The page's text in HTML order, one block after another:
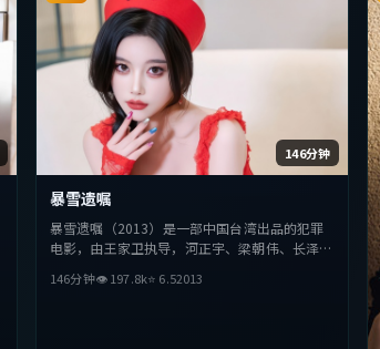
146分钟
暴雪遗嘱
暴雪遗嘱（2013）是一部中国台湾出品的犯罪
电影，由王家卫执导，河正宇、梁朝伟、长泽雅
人性与抉择，节奏张弛有度，适合喜欢该类型的
146分钟👁197.8k⭐ 6.52013